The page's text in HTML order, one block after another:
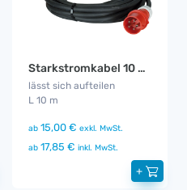
Starkstromkabel 10 m 32A
lässt sich aufteilen
L 10 m
ab 15,00 € exkl. MwSt.
ab 17,85 € inkl. MwSt.
+